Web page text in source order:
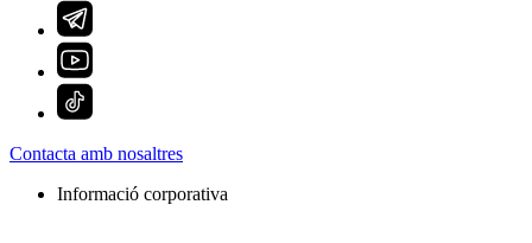
Contacta amb nosaltres
Informació corporativa